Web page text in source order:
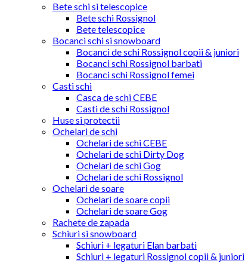
Bete schi si telescopice
Bete schi Rossignol
Bete telescopice
Bocanci schi si snowboard
Bocanci de schi Rossignol copii & juniori
Bocanci schi Rossignol barbati
Bocanci schi Rossignol femei
Casti schi
Casca de schi CEBE
Casti de schi Rossignol
Huse si protectii
Ochelari de schi
Ochelari de schi CEBE
Ochelari de schi Dirty Dog
Ochelari de schi Gog
Ochelari de schi Rossignol
Ochelari de soare
Ochelari de soare copii
Ochelari de soare Gog
Rachete de zapada
Schiuri si snowboard
Schiuri + legaturi Elan barbati
Schiuri + legaturi Rossignol copii & juniori